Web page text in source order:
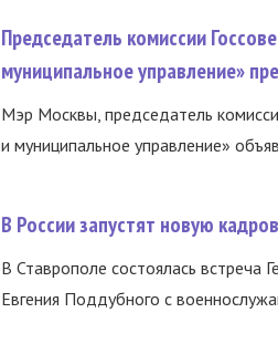
Председатель комиссии
муниципальное управление»
Мэр Москвы, председатель
и муниципальное управление»
В России запустят новую
В Ставрополе состоялась встреча
Евгения Поддубного с